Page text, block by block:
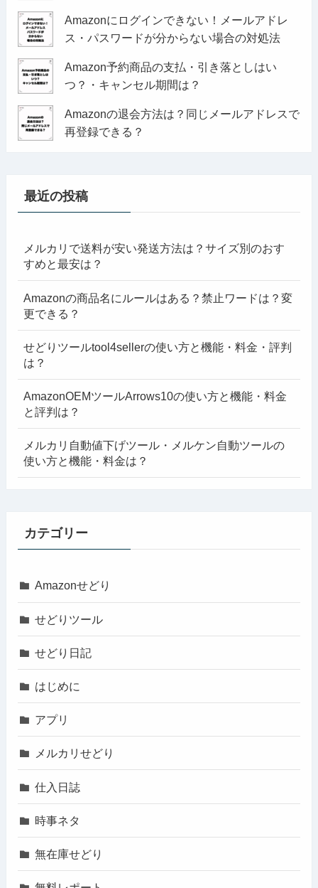
Amazonにログインできない！メールアドレ
ス・パスワードが分からない場合の対処法
Amazon予約商品の支払・引き落としはい
つ？・キャンセル期間は？
Amazonの退会方法は？同じメールアドレスで
再登録できる？
最近の投稿
メルカリで送料が安い発送方法は？サイズ別のおす
すめと最安は？
Amazonの商品名にルールはある？禁止ワードは？変
更できる？
せどりツールtool4sellerの使い方と機能・料金・評判
は？
AmazonOEMツールArrows10の使い方と機能・料金
と評判は？
メルカリ自動値下げツール・メルケン自動ツールの
使い方と機能・料金は？
カテゴリー
Amazonせどり
せどりツール
せどり日記
はじめに
アプリ
メルカリせどり
仕入日誌
時事ネタ
無在庫せどり